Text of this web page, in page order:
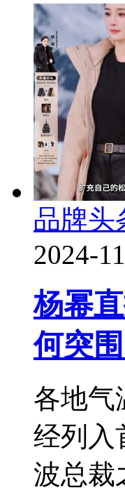
品牌头
2024-
杨幂
何突
各地气
经列入
波总裁